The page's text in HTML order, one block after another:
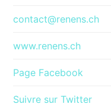
contact@renens.ch
www.renens.ch
Page Facebook
Suivre sur Twitter